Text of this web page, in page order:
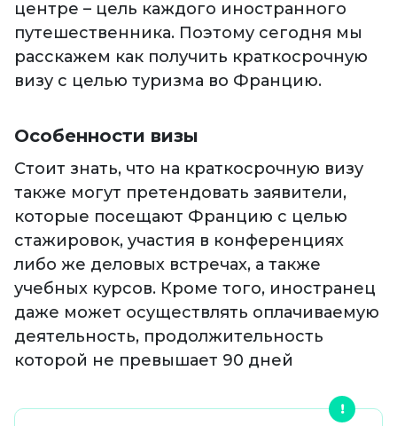
центре – цель каждого иностранного
путешественника. Поэтому сегодня мы
расскажем как получить краткосрочную
визу с целью туризма во Францию.
Особенности визы
Стоит знать, что на краткосрочную визу
также могут претендовать заявители,
которые посещают Францию с целью
стажировок, участия в конференциях
либо же деловых встречах, а также
учебных курсов. Кроме того, иностранец
даже может осуществлять оплачиваемую
деятельность, продолжительность
которой не превышает 90 дней